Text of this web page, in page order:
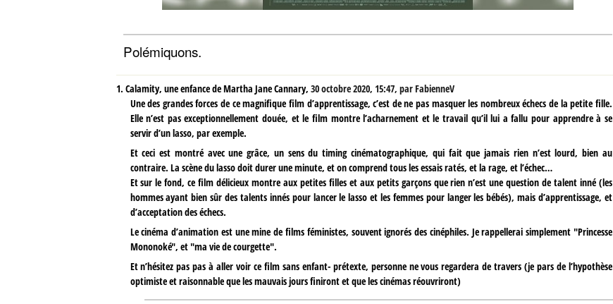
Polémiquons.
1. Calamity, une enfance de Martha Jane Cannary, 30 octobre 2020, 15:47, parFabienneV
Une des grandes forces de ce magnifique film d’apprentissage, c’est de ne pas masquer les nombreux échecs de la petite fille.
Elle n’est pas exceptionnellement douée, et le film montre l’acharnement et le travail qu’il lui a fallu pour apprendre à se
servir d’un lasso, par exemple.
Et ceci est montré avec une grâce, un sens du timing cinématographique, qui fait que jamais rien n’est lourd, bien au
contraire. La scène du lasso doit durer une minute, et on comprend tous les essais ratés, et la rage, et l’échec…
Et sur le fond, ce film délicieux montre aux petites filles et aux petits garçons que rien n’est une question de talent inné (les
hommes ayant bien sûr des talents innés pour lancer le lasso et les femmes pour langer les bébés), mais d’apprentissage, et
d’acceptation des échecs.
Le cinéma d’animation est une mine de films féministes, souvent ignorés des cinéphiles. Je rappellerai simplement "Princesse
Mononoké", et "ma vie de courgette".
Et n’hésitez pas pas à aller voir ce film sans enfant- prétexte, personne ne vous regardera de travers (je pars de l’hypothèse
optimiste et raisonnable que les mauvais jours finiront et que les cinémas réouvriront)